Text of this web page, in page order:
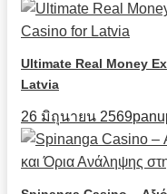
Ultimate Real Money
Latvia
26 มิถุนายน 2569